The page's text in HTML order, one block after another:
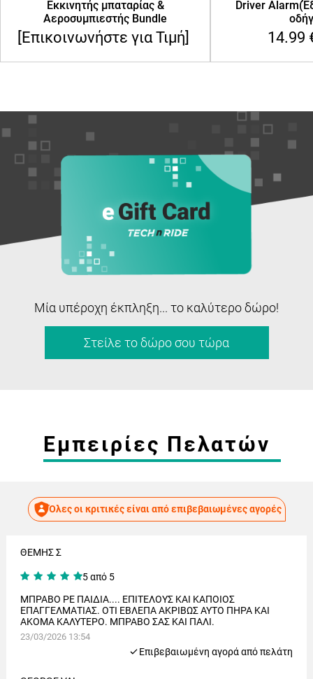
Εκκινητής μπαταρίας &
Αεροσυμπιεστής Bundle
[Επικοινωνήστε για Τιμή]
Driver
14.99
Στείλε το δώρο σου τώρα
Μία υπέροχη έκπληξη... το καλύτερο δώρο!
Εμπειρίες Πελατών
Όλες οι κριτικές είναι από επιβεβαιωμένες αγορές
ΘΕΜΗΣ Σ
5 από 5
ΜΠΡΑΒΟ ΡΕ ΠΑΙΔΙΑ.... ΕΠΙΤΕΛΟΥΣ ΚΑΙ ΚΑΠΟΙΟΣ
ΕΠΑΓΓΕΛΜΑΤΙΑΣ. ΟΤΙ ΕΒΛΕΠΑ ΑΚΡΙΒΩΣ ΑΥΤΟ ΠΗΡΑ ΚΑΙ
ΑΚΟΜΑ ΚΑΛΥΤΕΡΟ. ΜΠΡΑΒΟ ΣΑΣ ΚΑΙ ΠΑΛΙ.
23/03/2026 13:54
Eπιβεβαιωμένη αγορά από πελάτη